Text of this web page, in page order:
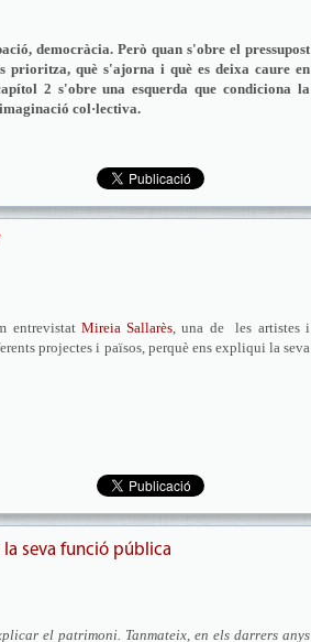
democràcia. Però quan s'obre el pressupost
prioritza, què s'ajorna i què es deixa caure en
2 s'obre una esquerda que condiciona la
col·lectiva.
entrevistat Mireia Sallarès, una de les artistes i
projectes i països, perquè ens expliqui la seva
seva funció pública
el patrimoni. Tanmateix, en els darrers anys